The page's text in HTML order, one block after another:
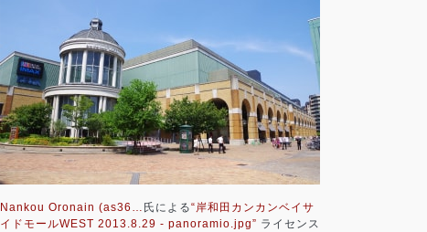
Nankou Oronain (as36… 氏による“岸和田カンカンベイサ
イドモールWEST 2013.8.29 - panoramio.jpg” ライセンス